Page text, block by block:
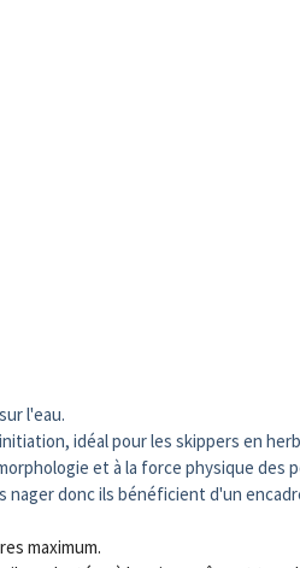
l'eau.
idéal pour les skippers en
et à la force physique des
nager donc ils bénéficient d'un
maximum.